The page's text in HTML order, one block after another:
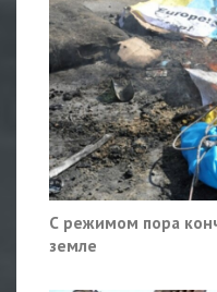
С режимом пора
земле